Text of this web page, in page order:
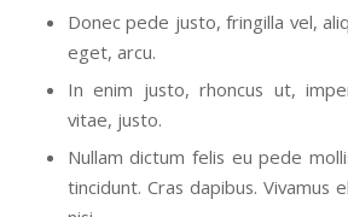
Donec pede justo, fringilla vel,
eget, arcu.
In enim justo, rhoncus ut,
vitae, justo.
Nullam dictum felis eu pede
tincidunt. Cras dapibus. Vivamus